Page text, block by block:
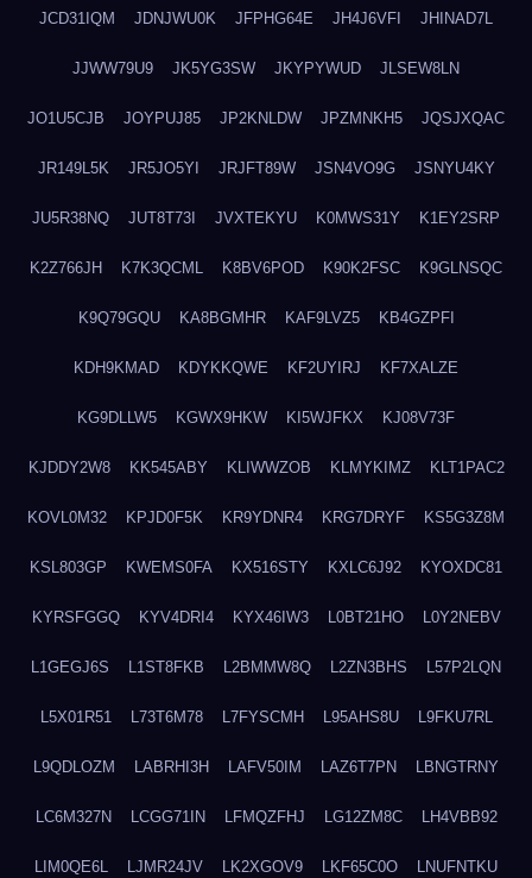
JCD31IQM JDNJWU0K JFPHG64E JH4J6VFI JHINAD7L
JJWW79U9 JK5YG3SW JKYPYWUD JLSEW8LN
JO1U5CJB JOYPUJ85 JP2KNLDW JPZMNKH5 JQSJXQAC
JR149L5K JR5JO5YI JRJFT89W JSN4VO9G JSNYU4KY
JU5R38NQ JUT8T73I JVXTEKYU K0MWS31Y K1EY2SRP
K2Z766JH K7K3QCML K8BV6POD K90K2FSC K9GLNSQC
K9Q79GQU KA8BGMHR KAF9LVZ5 KB4GZPFI
KDH9KMAD KDYKKQWE KF2UYIRJ KF7XALZE
KG9DLLW5 KGWX9HKW KI5WJFKX KJ08V73F
KJDDY2W8 KK545ABY KLIWWZOB KLMYKIMZ KLT1PAC2
KOVL0M32 KPJD0F5K KR9YDNR4 KRG7DRYF KS5G3Z8M
KSL803GP KWEMS0FA KX516STY KXLC6J92 KYOXDC81
KYRSFGGQ KYV4DRI4 KYX46IW3 L0BT21HO L0Y2NEBV
L1GEGJ6S L1ST8FKB L2BMMW8Q L2ZN3BHS L57P2LQN
L5X01R51 L73T6M78 L7FYSCMH L95AHS8U L9FKU7RL
L9QDLOZM LABRHI3H LAFV50IM LAZ6T7PN LBNGTRNY
LC6M327N LCGG71IN LFMQZFHJ LG12ZM8C LH4VBB92
LIM0QE6L LJMR24JV LK2XGOV9 LKF65C0O LNUFNTKU